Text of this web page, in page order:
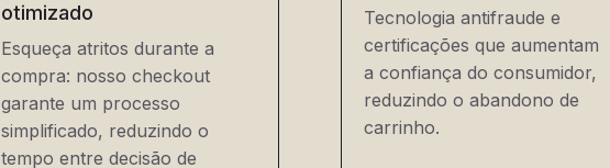
otimizado
Esqueça atritos durante a
compra: nosso checkout
garante um processo
simplificado, reduzindo o
tempo entre decisão de
Tecnologia antifraude e
certificações que aumentam
a confiança do consumidor,
reduzindo o abandono de
carrinho.